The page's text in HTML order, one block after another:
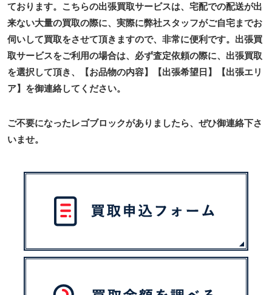
ております。こちらの出張買取サービスは、宅配での配送が出
来ない大量の買取の際に、実際に弊社スタッフがご自宅までお
伺いして買取をさせて頂きますので、非常に便利です。出張買
取サービスをご利用の場合は、必ず査定依頼の際に、出張買取
を選択して頂き、【お品物の内容】【出張希望日】【出張エリ
ア】を御連絡してください。
ご不要になったレゴブロックがありましたら、ぜひ御連絡下さ
いませ。